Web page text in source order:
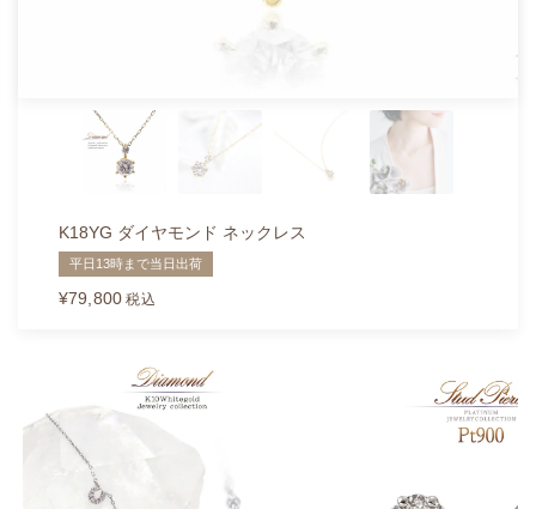
K18YG ダイヤモンド ネックレス
平日13時まで当日出荷
¥79,800 税込